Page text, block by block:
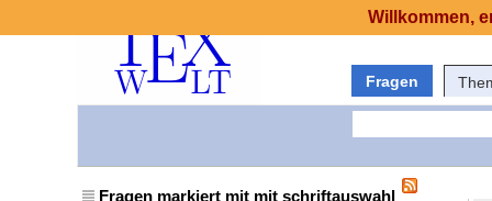
Fragen
Fragen markiert mit mit schriftauswahl
Willkommen,